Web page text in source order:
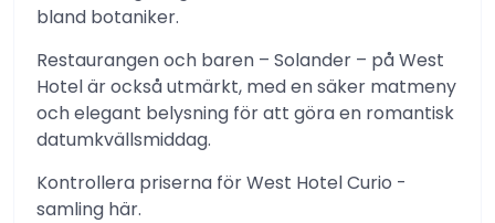
bland botaniker.
Restaurangen och baren – Solander – på West
Hotel är också utmärkt, med en säker matmeny
och elegant belysning för att göra en romantisk
datumkvällsmiddag.
Kontrollera priserna för West Hotel Curio -
samling här.